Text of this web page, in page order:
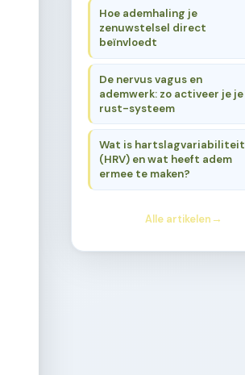
Hoe ademhaling je
zenuwstelsel direct
beïnvloedt
De nervus vagus en
ademwerk: zo activeer je je
rust-systeem
Wat is hartslagvariabiliteit
(HRV) en wat heeft adem
ermee te maken?
Alle artikelen